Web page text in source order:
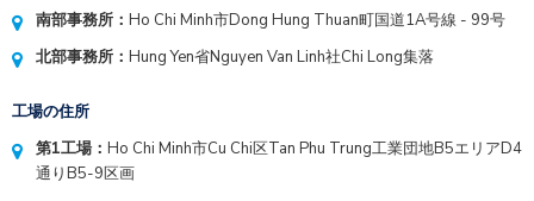
南部事務所： Ho Chi Minh市Dong Hung Thuan町国道1A号線 - 99号
北部事務所： Hung Yen省Nguyen Van Linh社Chi Long集落
工場の住所
第1工場： Ho Chi Minh市Cu Chi区Tan Phu Trung工業団地B5エリアD4
通りB5-9区画